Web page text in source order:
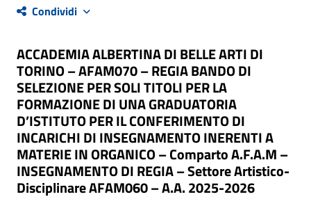
Condividi
ACCADEMIA ALBERTINA DI BELLE ARTI DI
TORINO – AFAM070 – REGIA BANDO DI
SELEZIONE PER SOLI TITOLI PER LA
FORMAZIONE DI UNA GRADUATORIA
D’ISTITUTO PER IL CONFERIMENTO DI
INCARICHI DI INSEGNAMENTO INERENTI A
MATERIE IN ORGANICO – Comparto A.F.A.M –
INSEGNAMENTO DI REGIA – Settore Artistico-
Disciplinare AFAM060 – A.A. 2025-2026